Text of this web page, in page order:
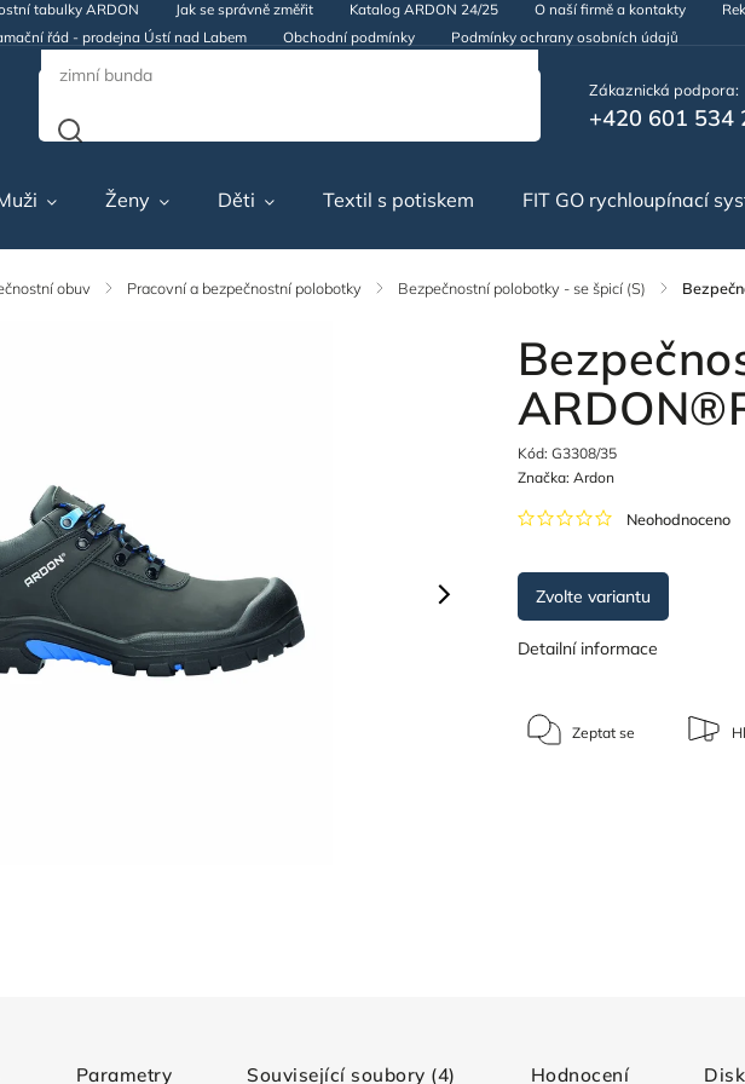
tabulky ARDON Jak se správně změřit Katalog ARDON 24/25 O naší firmě a kontakty
řád - prodejna Ústí nad Labem
Obchodní podmínky Podmínky ochrany osobních údajů
Zákaznická podpora:
+420 601 534
Ženy Děti Textil s potiskem FIT GO rychloupínací
obuv / Pracovní a bezpečnostní polobotky / Bezpečnostní polobotky - se špicí (S) /
Kód: G3308/35
Neohodnoceno
Značka: Ardon
Zvolte variantu
Detailní informace
Zeptat se
Parametry Související soubory (4) Hodnocení